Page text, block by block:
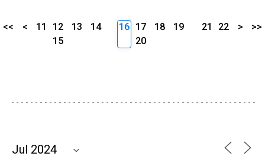
<< < 11 12 13
14
15
16 17 18
19
20
21 22 > >>